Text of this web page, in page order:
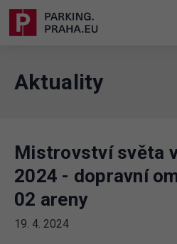
Aktuality
Mistrovství světa
2024 - dopravní
02 areny
19. 4. 2024